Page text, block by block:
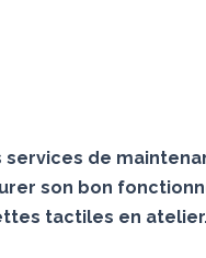
de
son bon
tactiles en